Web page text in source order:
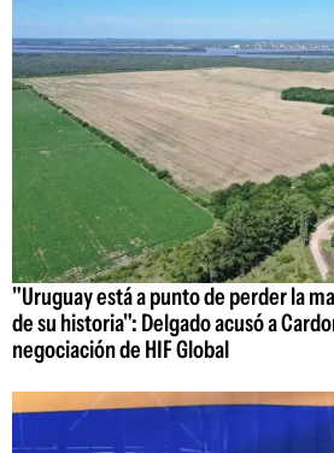
"Uruguay está a punto de perder la
de su historia": Delgado acusó a
negociación de HIF Global